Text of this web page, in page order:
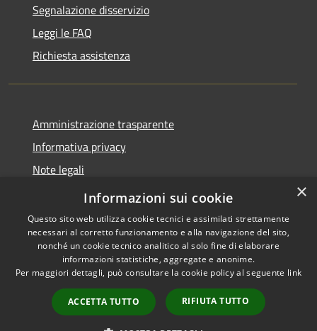
Segnalazione disservizio
Leggi le FAQ
Richiesta assistenza
Amministrazione trasparente
Informativa privacy
Note legali
Dichiarazione di accessibilità
Accessibilità
Copyright © 2026 • Comune di
Cellole • Powered by
Municipium•
Accesso
redazione
×
Informazioni sui cookie
Questo sito web utilizza cookie tecnici e assimilati strettamente
necessari al corretto funzionamento e alla navigazione del sito,
nonché un cookie tecnico analitico al solo fine di elaborare
informazioni statistiche, aggregate e anonime.
Per maggiori dettagli, può consultare la cookie policy al seguente link
ACCETTA TUTTO RIFIUTA TUTTO